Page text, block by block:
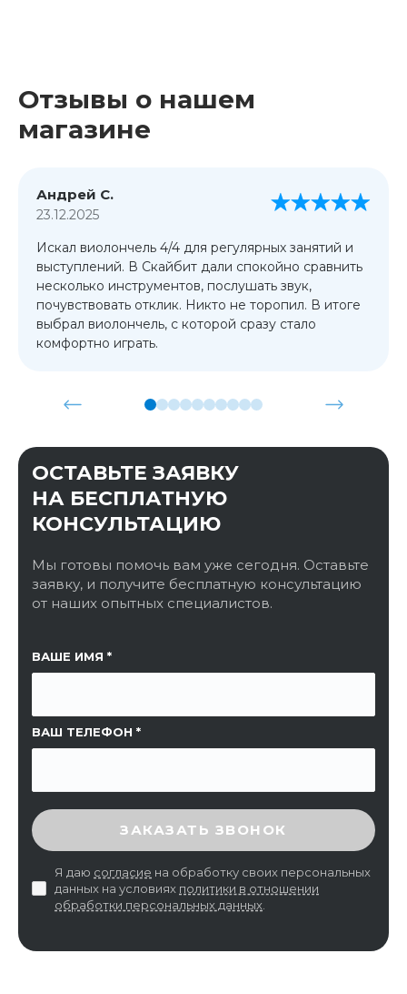
Отзывы о нашем
магазине
Андрей С.
23.12.2025
Искал виолончель 4/4 для регулярных занятий и
выступлений. В Скайбит дали спокойно сравнить
несколько инструментов, послушать звук,
почувствовать отклик. Никто не торопил. В итоге
выбрал виолончель, с которой сразу стало
комфортно играть.
ОСТАВЬТЕ ЗАЯВКУ
НА БЕСПЛАТНУЮ
КОНСУЛЬТАЦИЮ
Мы готовы помочь вам уже сегодня. Оставьте
заявку, и получите бесплатную консультацию
от наших опытных специалистов.
ВАШЕ ИМЯ
ВАШ ТЕЛЕФОН
ССЫЛКА НА СТРАНИЦУ
ВВЕДИТЕ ПРОВЕРОЧНЫЙ КОД
ЗАКАЗАТЬ ЗВОНОК
Я даю согласие на обработку своих персональных
данных на условиях политики в отношении
обработки персональных данных